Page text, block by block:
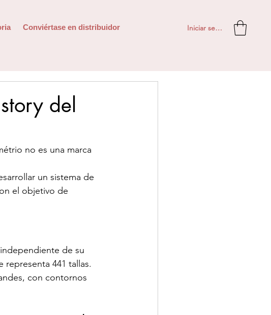
Conviértase en distribuidor Iniciar sesión
del
no es una marca
un sistema de
el objetivo de
de su
representa 441 tallas.
con contornos